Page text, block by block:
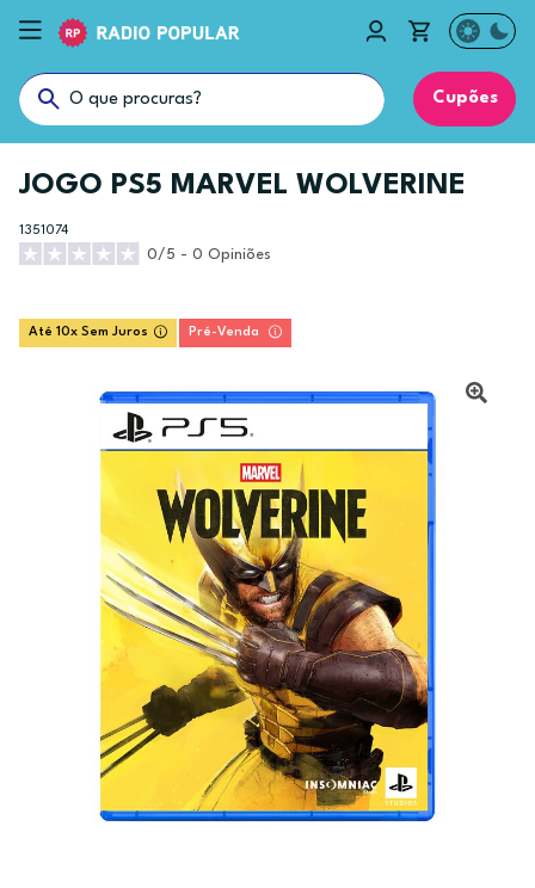
Cupões
JOGO PS5 MARVEL WOLVERINE
1351074
0/5 - 0 Opiniões
Até 10x Sem Juros Pré-Venda